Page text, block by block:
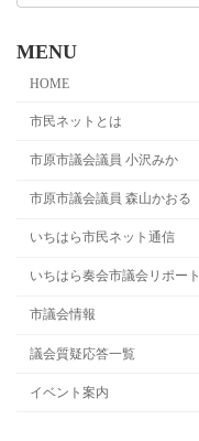
MENU
HOME
市民ネットとは
市原市議会議員 小沢みか
市原市議会議員 森山かおる
いちはら市民ネット通信
いちはら奏会市議会リポート
市議会情報
議会質疑応答一覧
イベント案内